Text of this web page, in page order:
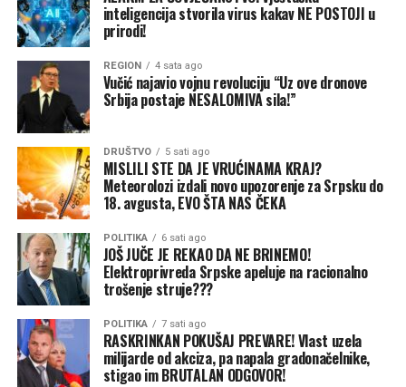
treba grad, pa nek se ukinu onda njihove fotelje i nek se
njihovi budžeti prebace ovdje, pa će vidjeti kako se radi.
kada mi budemo ti koji vode zajedničke institucije, PDV
će biti ukinut u jednom danu i akcize će biti smanjene.
Gdje su sve te pare od akciza, ja ih ne vidim kroz puteve i
autoputeve“, kaže Stanivuković.
Vraćanje novca od akciza građanima od strane lokalnih
zajednica je neustavno, nelogično i nešto na što niko
dobronamjeran ne bi pozvao, smatra načelnik Istočne
Ilidže Marinko Božović.
„Oni su naučili da lokalne zajednice učine zavisnim, a da
im onda na kašičicu daju neka sredstva. Sada bi da i ono
što po trenutnim zakonima, koji su takođe loši, po
kojima lokalne zajednice dobijaju jako malo, trebali
nečega da se odreknu“, objašnjava Božović.
inteligencija stvorila virus kakav NE POSTOJI u
prirodi!
REGION 4 sata ago
Vučić najavio vojnu revoluciju “Uz ove dronove
Srbija postaje NESALOMIVA sila!”
DRUŠTVO 5 sati ago
MISLILI STE DA JE VRUĆINAMA KRAJ?
Meteorolozi izdali novo upozorenje za Srpsku do
18. avgusta, EVO ŠTA NAS ČEKA
POLITIKA 6 sati ago
JOŠ JUČE JE REKAO DA NE BRINEMO!
Elektroprivreda Srpske apeluje na racionalno
trošenje struje???
POLITIKA 7 sati ago
RASKRINKAN POKUŠAJ PREVARE! Vlast uzela
milijarde od akciza, pa napala gradonačelnike,
stigao im BRUTALAN ODGOVOR!